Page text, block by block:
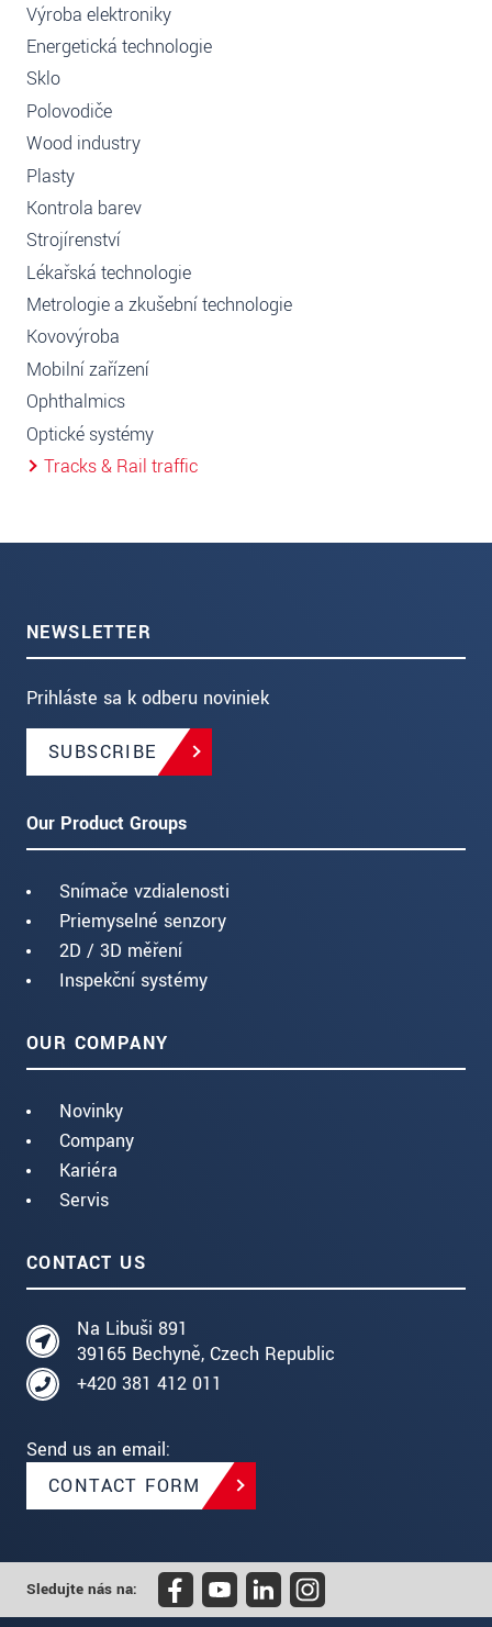
Výroba elektroniky
Energetická technologie
Sklo
Polovodiče
Wood industry
Plasty
Kontrola barev
Strojírenství
Lékařská technologie
Metrologie a zkušební technologie
Kovovýroba
Mobilní zařízení
Ophthalmics
Optické systémy
Tracks & Rail traffic
NEWSLETTER
Prihláste sa k odberu noviniek
SUBSCRIBE
Our Product Groups
Snímače vzdialenosti
Priemyselné senzory
2D / 3D měření
Inspekční systémy
OUR COMPANY
Novinky
Company
Kariéra
Servis
CONTACT US
Na Libuši 891
39165 Bechyně, Czech Republic
+420 381 412 011
Send us an email:
CONTACT FORM
Sledujte nás na: